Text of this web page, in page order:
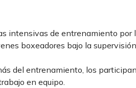
intensivas de entrenamiento
boxeadores bajo la
del entrenamiento, los
en equipo.